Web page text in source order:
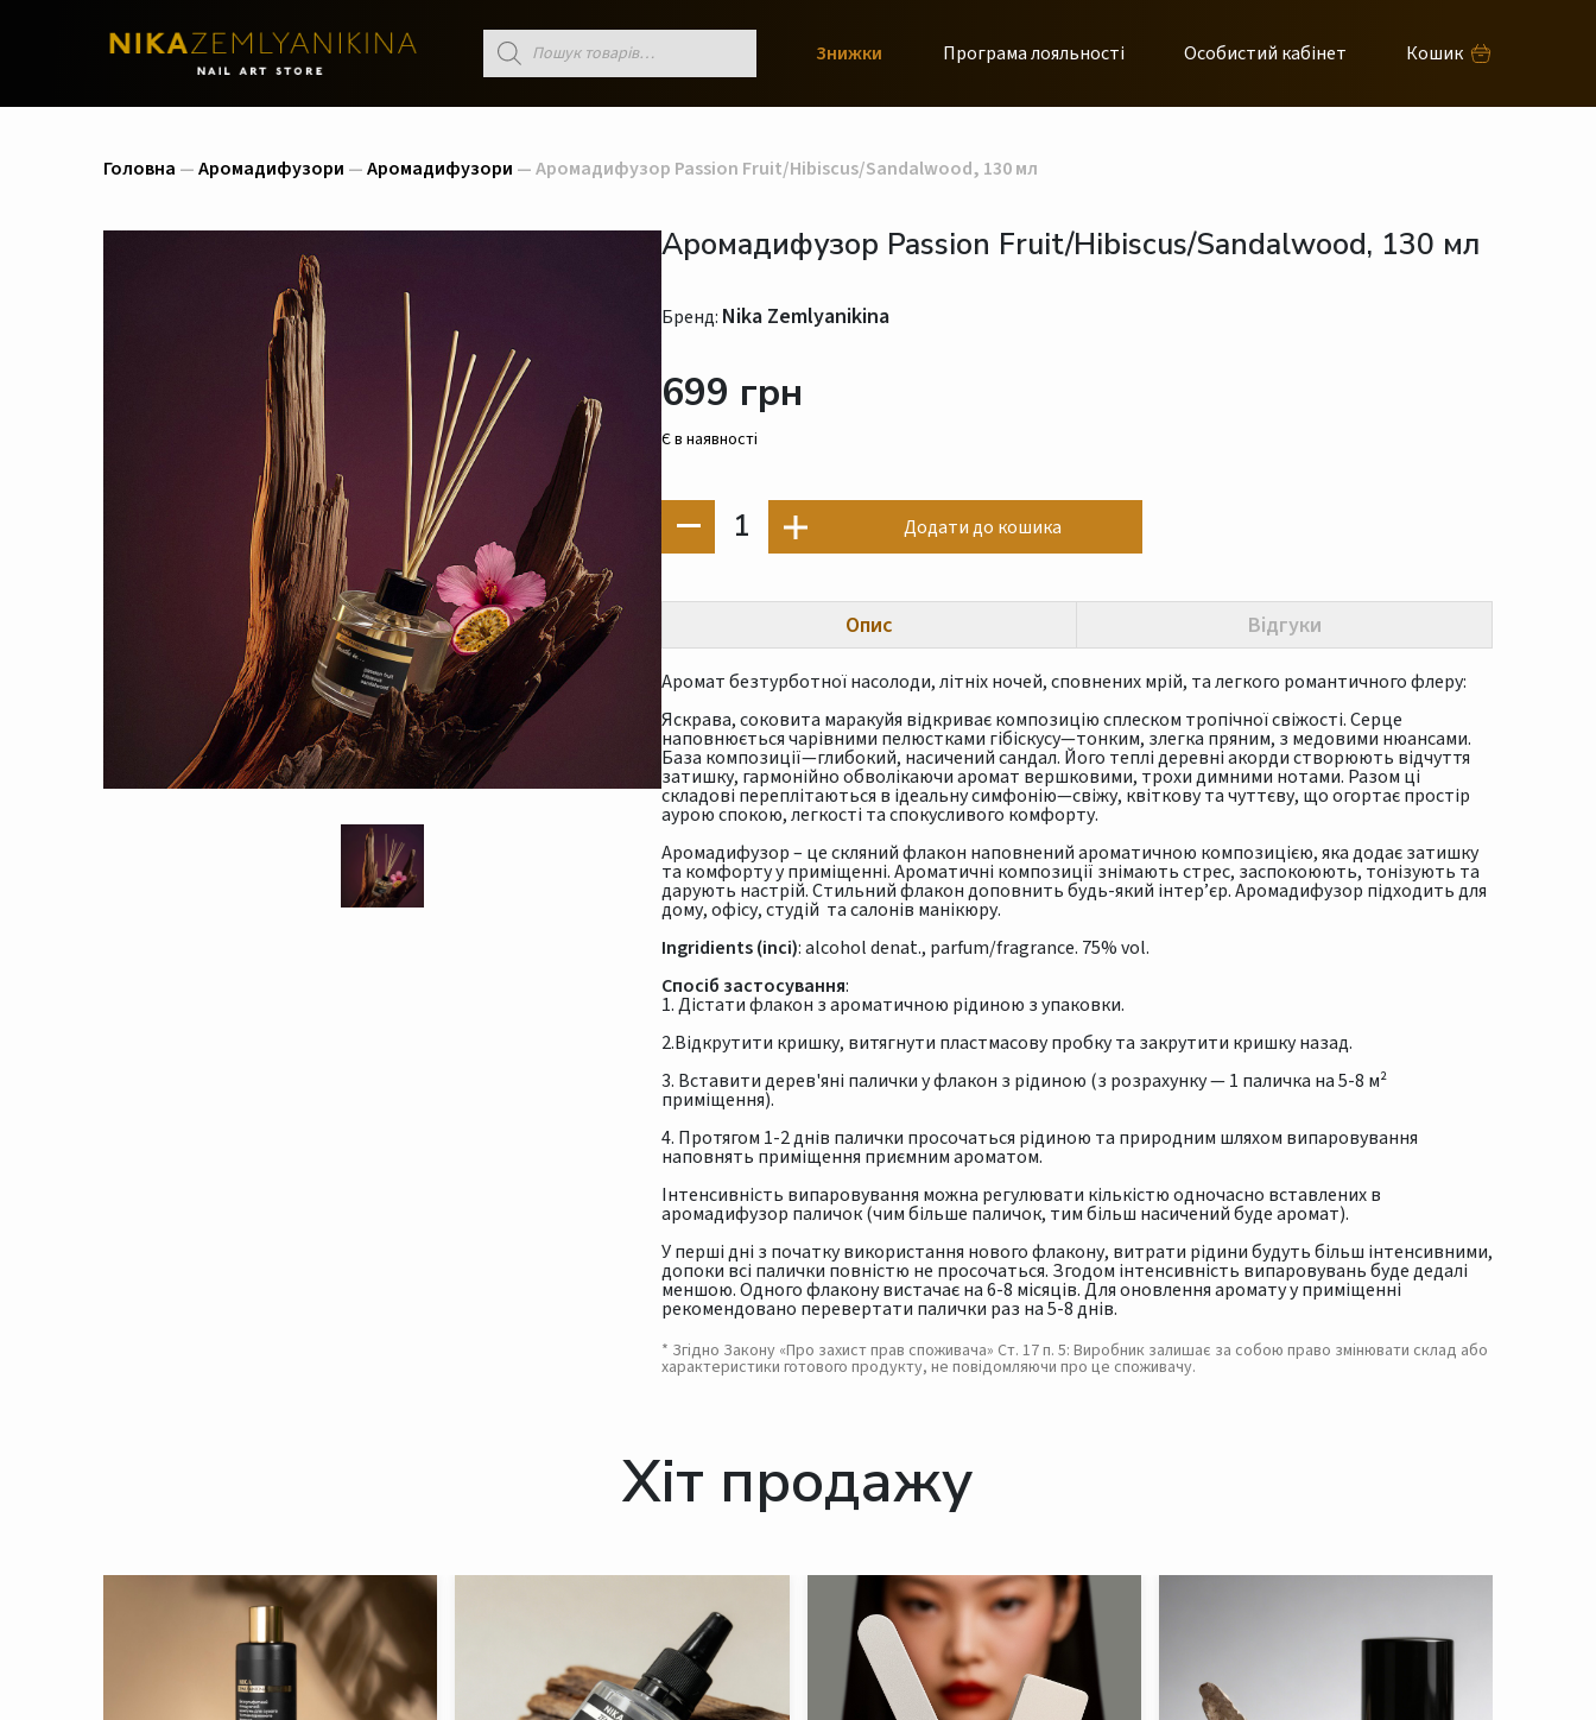
Пошук
товарів Знижки Програма лояльності Особистий кабінет Кошик
Головна —Аромадифузори —Аромадифузори — Аромадифузор Passion Fruit/Hibiscus/Sandalwood, 130 мл
Аромадифузор Passion Fruit/Hibiscus/Sandalwood, 130 мл
Бренд: Nika Zemlyanikina
699 грн
Є в наявності
1 Додати до кошика
Опис Відгуки
Аромат безтурботної насолоди, літніх ночей, сповнених мрій, та легкого романтичного флеру:
Яскрава, соковита маракуйя відкриває композицію сплеском тропічної свіжості. Серце
наповнюється чарівними пелюстками гібіскусу—тонким, злегка пряним, з медовими нюансами.
База композиції—глибокий, насичений сандал. Його теплі деревні акорди створюють відчуття
затишку, гармонійно обволікаючи аромат вершковими, трохи димними нотами. Разом ці
складові переплітаються в ідеальну симфонію—свіжу, квіткову та чуттєву, що огортає простір
аурою спокою, легкості та спокусливого комфорту.
Аромадифузор – це скляний флакон наповнений ароматичною композицією, яка додає затишку
та комфорту у приміщенні. Ароматичні композиції знімають стрес, заспокоюють, тонізують та
дарують настрій. Стильний флакон доповнить будь-який інтер’єр. Аромадифузор підходить для
дому, офісу, студій та салонів манікюру.
Ingridients (inci): alcohol denat., parfum/fragrance. 75% vol.
Спосіб застосування:
1. Дістати флакон з ароматичною рідиною з упаковки.
2.Відкрутити кришку, витягнути пластмасову пробку та закрутити кришку назад.
3. Вставити дерев'яні палички у флакон з рідиною (з розрахунку — 1 паличка на 5-8 м²
приміщення).
4. Протягом 1-2 днів палички просочаться рідиною та природним шляхом випаровування
наповнять приміщення приємним ароматом.
Інтенсивність випаровування можна регулювати кількістю одночасно вставлених в
аромадифузор паличок (чим більше паличок, тим більш насичений буде аромат).
У перші дні з початку використання нового флакону, витрати рідини будуть більш інтенсивними,
допоки всі палички повністю не просочаться. Згодом інтенсивність випаровувань буде дедалі
меншою. Одного флакону вистачає на 6-8 місяців. Для оновлення аромату у приміщенні
рекомендовано перевертати палички раз на 5-8 днів.
* Згідно Закону «Про захист прав споживача» Ст. 17 п. 5: Виробник залишає за собою право змінювати склад або
характеристики готового продукту, не повідомляючи про це споживачу.
Хіт продажу